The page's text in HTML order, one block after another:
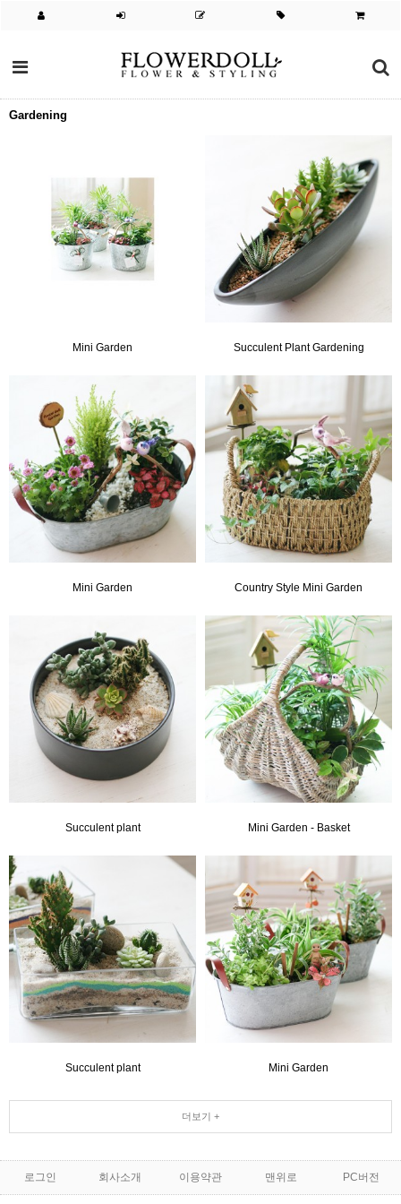
Gardening
Mini Garden Succulent Plant Gardening
Mini Garden Country Style Mini Garden
Succulent plant Mini Garden - Basket
Succulent plant Mini Garden
더보기 +
로그인 회사소개 이용약관 맨위로 PC버전